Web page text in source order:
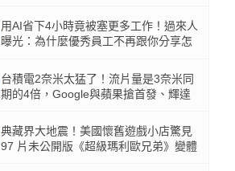
用AI省下4小時竟被塞更多工作！過來人
曝光：為什麼優秀員工不再跟你分享怎
台積電2奈米太猛了！流片量是3奈米同
期的4倍，Google與蘋果搶首發、輝達
典藏界大地震！美國懷舊遊戲小店驚見
97 片未公開版《超級瑪利歐兄弟》變體